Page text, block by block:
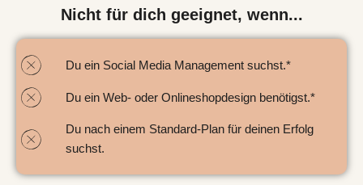
Nicht für dich geeignet, wenn...
Du ein Social Media Management suchst.*
Du ein Web- oder Onlineshopdesign benötigst.*
Du nach einem Standard-Plan für deinen Erfolg
suchst.